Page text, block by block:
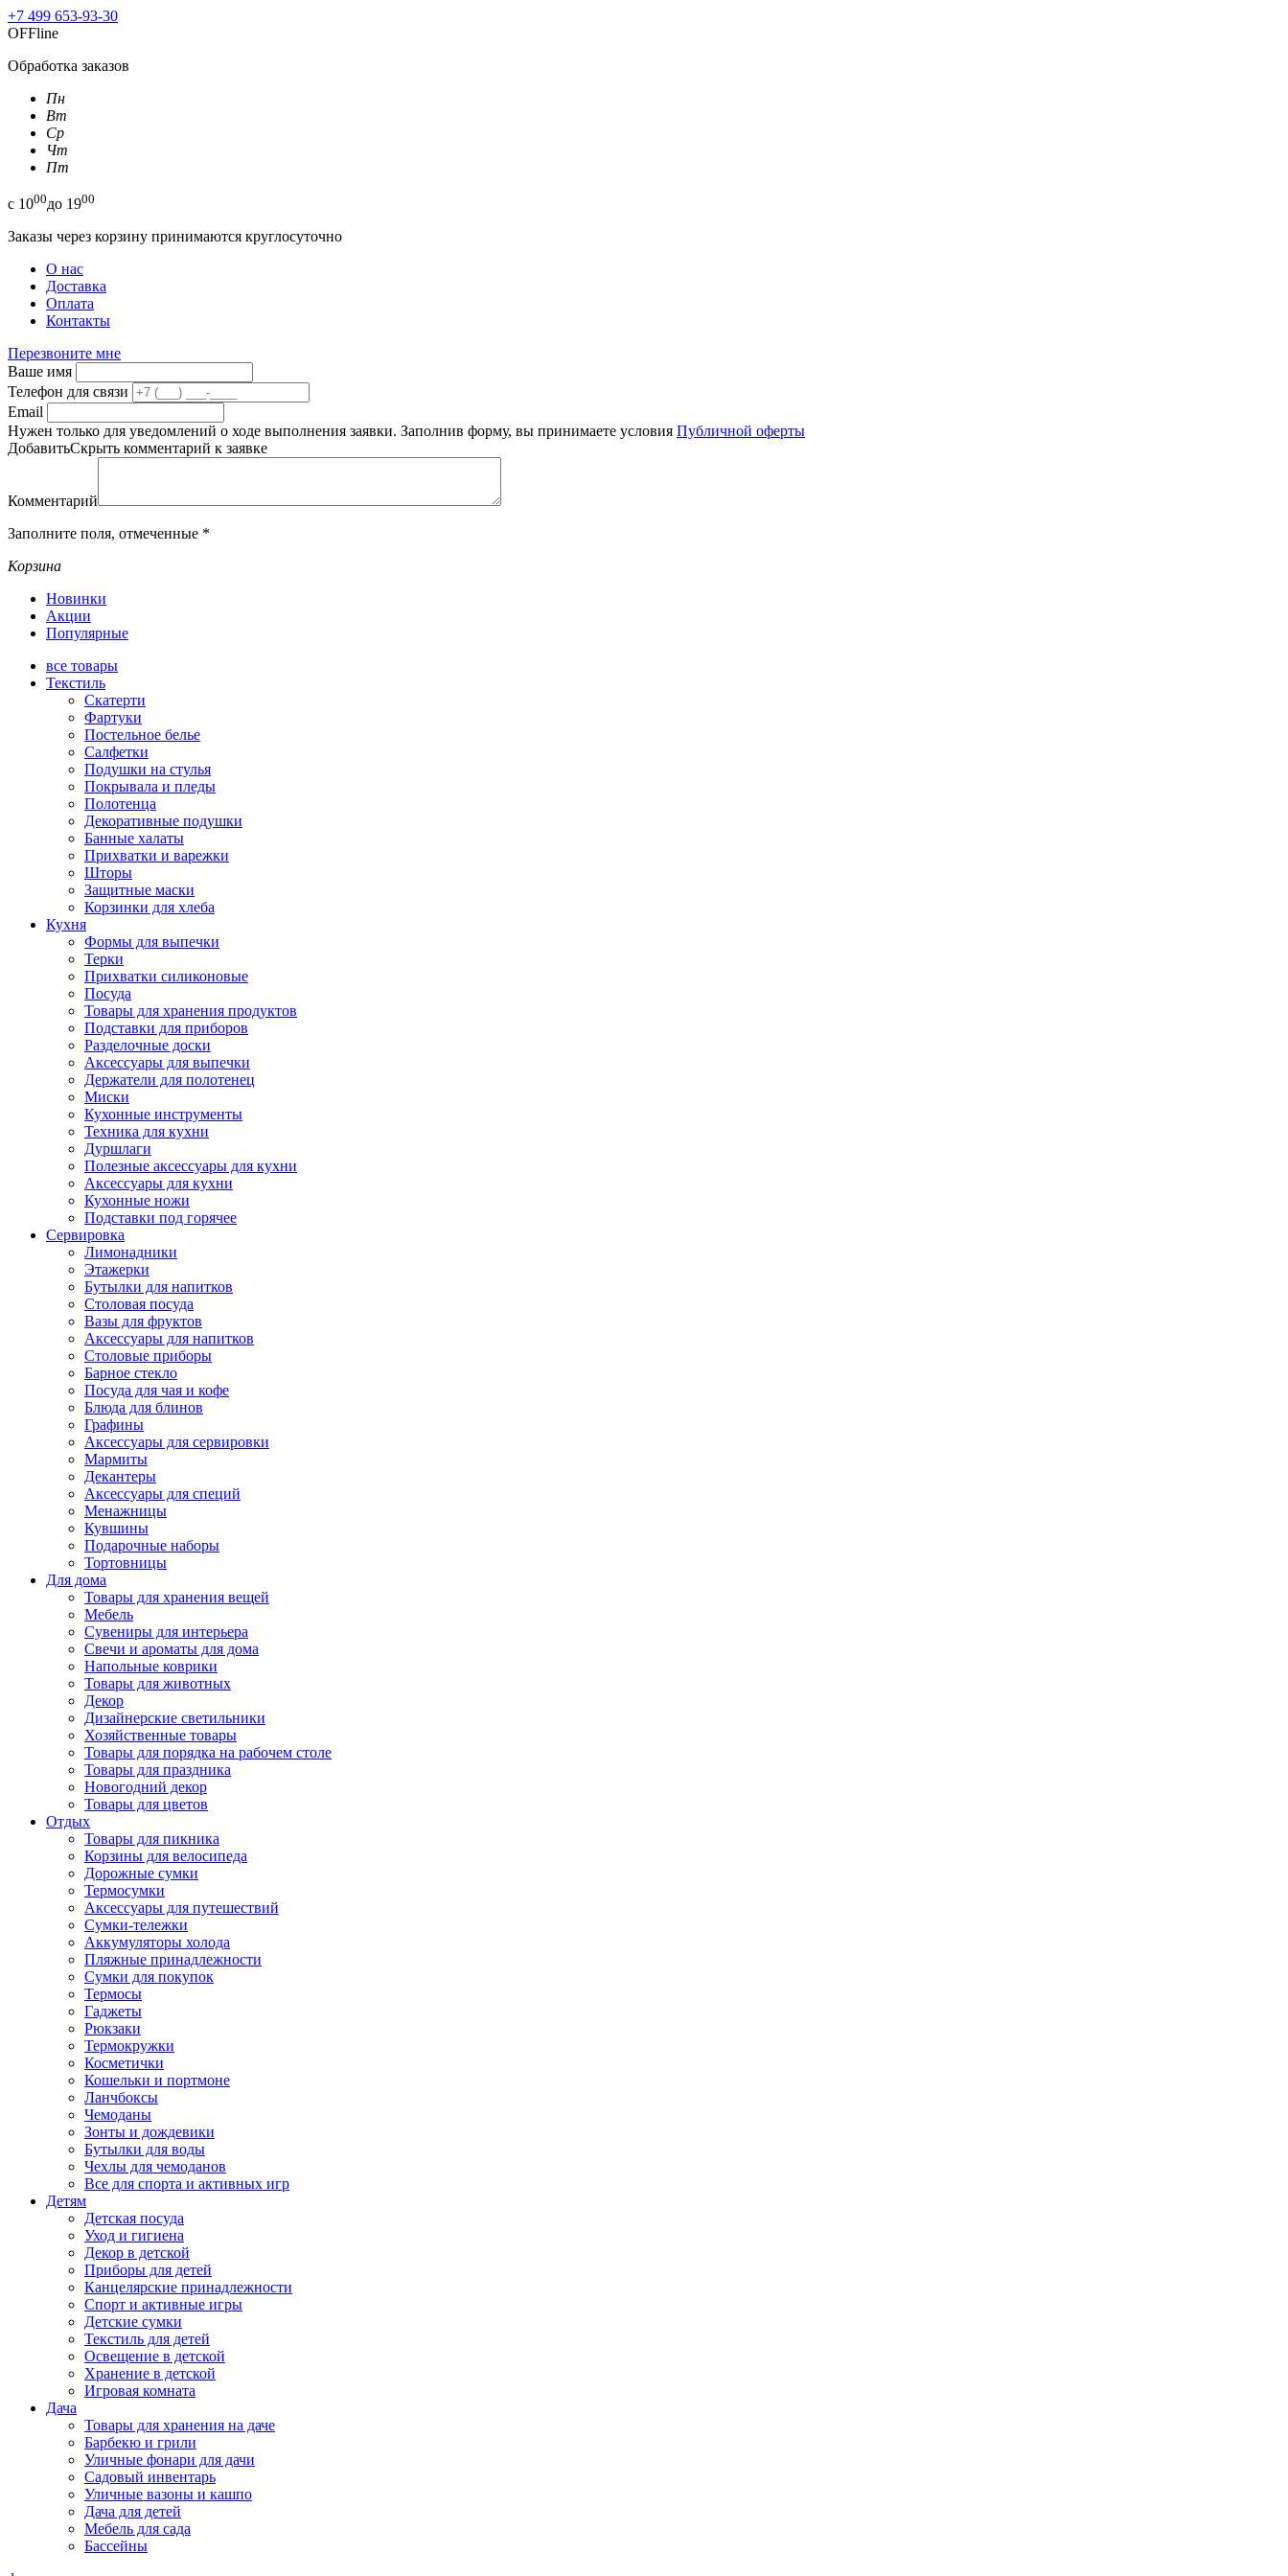
+7 499 653-93-30
OFFline
Обработка заказов
Пн
Вт
Ср
Чт
Пт
с 1000до 1900
Заказы через корзину принимаются круглосуточно
О нас
Доставка
Оплата
Контакты
Перезвоните мне
Ваше имя
Телефон для связи
Email
Нужен только для уведомлений о ходе выполнения заявки. Заполнив форму, вы принимаете условия Публичной оферты
ДобавитьСкрыть комментарий к заявке
Комментарий
Заполните поля, отмеченные *
Корзина
Новинки
Акции
Популярные
все товары
Текстиль
Скатерти
Фартуки
Постельное белье
Салфетки
Подушки на стулья
Покрывала и пледы
Полотенца
Декоративные подушки
Банные халаты
Прихватки и варежки
Шторы
Защитные маски
Корзинки для хлеба
Кухня
Формы для выпечки
Терки
Прихватки силиконовые
Посуда
Товары для хранения продуктов
Подставки для приборов
Разделочные доски
Аксессуары для выпечки
Держатели для полотенец
Миски
Кухонные инструменты
Техника для кухни
Дуршлаги
Полезные аксессуары для кухни
Аксессуары для кухни
Кухонные ножи
Подставки под горячее
Сервировка
Лимонадники
Этажерки
Бутылки для напитков
Столовая посуда
Вазы для фруктов
Аксессуары для напитков
Столовые приборы
Барное стекло
Посуда для чая и кофе
Блюда для блинов
Графины
Аксессуары для сервировки
Мармиты
Декантеры
Аксессуары для специй
Менажницы
Кувшины
Подарочные наборы
Тортовницы
Для дома
Товары для хранения вещей
Мебель
Сувениры для интерьера
Свечи и ароматы для дома
Напольные коврики
Товары для животных
Декор
Дизайнерские светильники
Хозяйственные товары
Товары для порядка на рабочем столе
Товары для праздника
Новогодний декор
Товары для цветов
Отдых
Товары для пикника
Корзины для велосипеда
Дорожные сумки
Термосумки
Аксессуары для путешествий
Сумки-тележки
Аккумуляторы холода
Пляжные принадлежности
Сумки для покупок
Термосы
Гаджеты
Рюкзаки
Термокружки
Косметички
Кошельки и портмоне
Ланчбоксы
Чемоданы
Зонты и дождевики
Бутылки для воды
Чехлы для чемоданов
Все для спорта и активных игр
Детям
Детская посуда
Уход и гигиена
Декор в детской
Приборы для детей
Канцелярские принадлежности
Спорт и активные игры
Детские сумки
Текстиль для детей
Освещение в детской
Хранение в детской
Игровая комната
Дача
Товары для хранения на даче
Барбекю и грили
Уличные фонари для дачи
Садовый инвентарь
Уличные вазоны и кашпо
Дача для детей
Мебель для сада
Бассейны